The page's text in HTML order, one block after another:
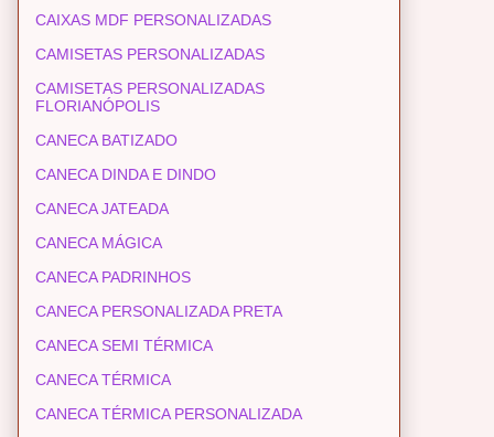
CAIXAS MDF PERSONALIZADAS
CAMISETAS PERSONALIZADAS
CAMISETAS PERSONALIZADAS
FLORIANÓPOLIS
CANECA BATIZADO
CANECA DINDA E DINDO
CANECA JATEADA
CANECA MÁGICA
CANECA PADRINHOS
CANECA PERSONALIZADA PRETA
CANECA SEMI TÉRMICA
CANECA TÉRMICA
CANECA TÉRMICA PERSONALIZADA